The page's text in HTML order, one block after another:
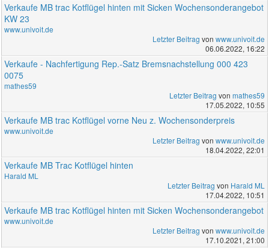
Verkaufe MB trac Kotflügel hinten mit Sicken Wochensonderangebot
KW 23
www.univoit.de
Letzter Beitrag von www.univoit.de
06.06.2022, 16:22
Verkaufe - Nachfertigung Rep.-Satz Bremsnachstellung 000 423
0075
mathes59
Letzter Beitrag von mathes59
17.05.2022, 10:55
Verkaufe MB trac Kotflügel vorne Neu z. Wochensonderpreis
www.univoit.de
Letzter Beitrag von www.univoit.de
18.04.2022, 22:01
Verkaufe MB Trac Kotflügel hinten
Harald ML
Letzter Beitrag von Harald ML
17.04.2022, 10:51
Verkaufe MB trac Kotflügel hinten mit Sicken Wochensonderangebot
www.univoit.de
Letzter Beitrag von www.univoit.de
17.10.2021, 21:00